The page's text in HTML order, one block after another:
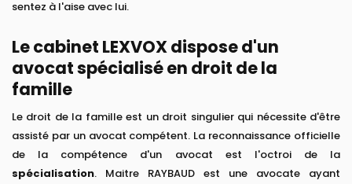
sentez à l'aise avec lui.
Le cabinet LEXVOX dispose d'un
avocat spécialisé en droit de la
famille
Le droit de la famille est un droit singulier qui nécessite d'être
assisté par un avocat compétent. La reconnaissance officielle
de la compétence d'un avocat est l'octroi de la
spécialisation. Maitre RAYBAUD est une avocate ayant